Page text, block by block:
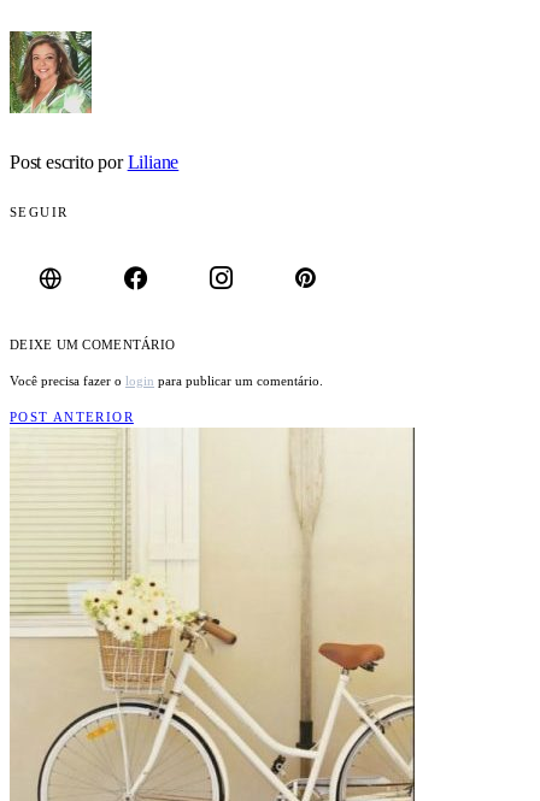
Post escrito por Liliane
SEGUIR
DEIXE UM COMENTÁRIO
Você precisa fazer o login para publicar um comentário.
POST ANTERIOR